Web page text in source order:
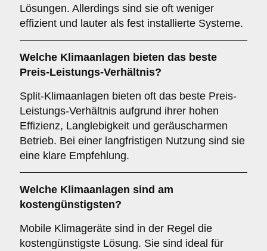
Lösungen. Allerdings sind sie oft weniger
effizient und lauter als fest installierte Systeme.
Welche Klimaanlagen bieten das beste
Preis-Leistungs-Verhältnis?
Split-Klimaanlagen bieten oft das beste Preis-
Leistungs-Verhältnis aufgrund ihrer hohen
Effizienz, Langlebigkeit und geräuscharmen
Betrieb. Bei einer langfristigen Nutzung sind sie
eine klare Empfehlung.
Welche Klimaanlagen sind am
kostengünstigsten?
Mobile Klimageräte sind in der Regel die
kostengünstigste Lösung. Sie sind ideal für